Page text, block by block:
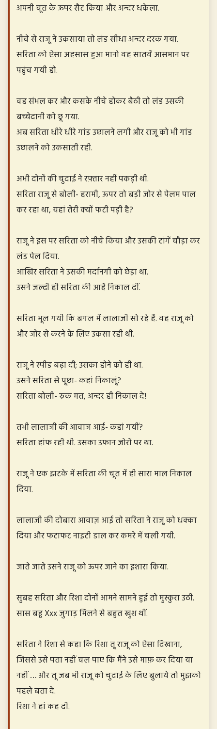
अपनी चूत के ऊपर सैट किया और अन्दर धकेला.
नीचे से राजू ने उकसाया तो लंड सीधा अन्दर दरक गया.
सरिता को ऐसा अहसास हुआ मानो वह सातवें आसमान पर
पहुंच गयी हो.
वह संभल कर और कसके नीचे होकर बैठी तो लंड उसकी
बच्चेदानी को छू गया.
अब सरिता धीरे धीरे गांड उछालने लगी और राजू को भी गांड
उछालने को उकसाती रही.
अभी दोनों की चुदाई ने रफ़्तार नहीं पकड़ी थी.
सरिता राजू से बोली- हरामी, ऊपर तो बड़ी जोर से पेलम पाल
कर रहा था, यहां तेरी क्यों फटी पड़ी है?
राजू ने इस पर सरिता को नीचे किया और उसकी टांगें चौड़ा कर
लंड पेल दिया.
आखिर सरिता ने उसकी मर्दानगी को छेड़ा था.
उसने जल्दी ही सरिता की आहें निकाल दीं.
सरिता भूल गयी कि बगल में लालाजी सो रहे हैं. वह राजू को
और जोर से करने के लिए उकसा रही थी.
राजू ने स्पीड बढ़ा दी; उसका होने को ही था.
उसने सरिता से पूछा- कहां निकालूं?
सरिता बोली- रुक मत, अन्दर ही निकाल दे!
तभी लालाजी की आवाज आई- कहां गयीं?
सरिता हांफ रही थी. उसका उफान जोरों पर था.
राजू ने एक झटके में सरिता की चूत में ही सारा माल निकाल
दिया.
लालाजी की दोबारा आवाज़ आई तो सरिता ने राजू को धक्का
दिया और फटाफट नाइटी डाल कर कमरे में चली गयी.
जाते जाते उसने राजू को ऊपर जाने का इशारा किया.
सुबह सरिता और रिशा दोनों आमने सामने हुई तो मुस्कुरा उठी.
सास बहू Xxx जुगाड़ मिलने से बहुत खुश थीं.
सरिता ने रिशा से कहा कि रिशा तू राजू को ऐसा दिखाना,
जिससे उसे पता नहीं चल पाए कि मैंने उसे माफ़ कर दिया या
नहीं … और तू जब भी राजू को चुदाई के लिए बुलाये तो मुझको
पहले बता दे.
रिशा ने हां कह दी.